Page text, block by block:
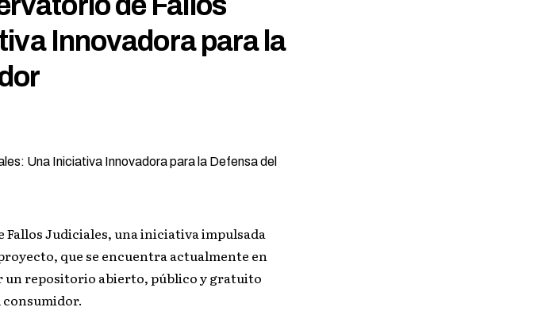
Innovadora para la
Judiciales, una iniciativa impulsada
que se encuentra actualmente en
un repositorio abierto, público y gratuito
consumidor.